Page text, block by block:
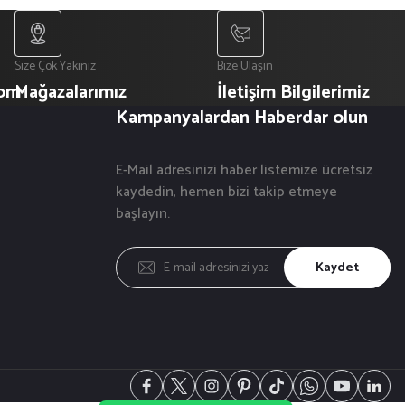
Size Çok Yakınız
Mağazalarımız
Bize Ulaşın
İletişim Bilgilerimiz
Kampanyalardan Haberdar olun
E-Mail adresinizi haber listemize ücretsiz
kaydedin, hemen bizi takip etmeye
başlayın.
Kaydet